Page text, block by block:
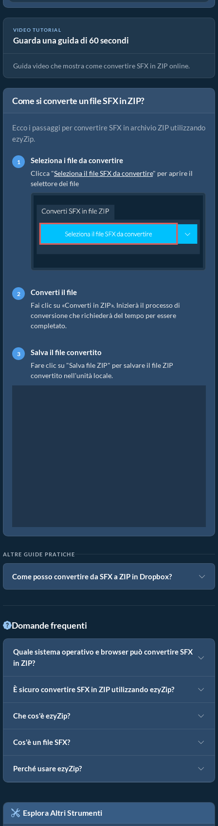
VIDEO TUTORIAL
Guarda una guida di 60 secondi
Come convertire SFX in ZIP (Guida semplice)
Guida video che mostra come convertire SFX in ZIP online.
Come si converte un file SFX in ZIP?
Ecco i passaggi per convertire SFX in archivio ZIP utilizzando
ezyZip.
Seleziona i file da convertire
Clicca "Seleziona il file SFX da convertire" per aprire il
selettore dei file
Converti il file
Fai clic su «Converti in ZIP». Inizierà il processo di
conversione che richiederà del tempo per essere
completato.
Salva il file convertito
Fare clic su "Salva file ZIP" per salvare il file ZIP
convertito nell'unità locale.
ALTRE GUIDE PRATICHE
Come posso convertire da SFX a ZIP in Dropbox?
Domande frequenti
Quale sistema operativo e browser può convertire SFX
in ZIP?
È sicuro convertire SFX in ZIP utilizzando ezyZip?
Che cos'è ezyZip?
Cos'è un file SFX?
Perché usare ezyZip?
Esplora Altri Strumenti